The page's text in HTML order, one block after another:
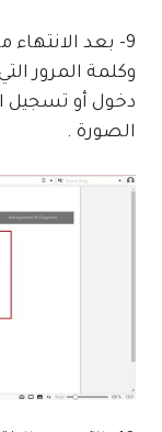
9- بعد
وكلمة المرور
دخول أو تسجيل
الصورة .